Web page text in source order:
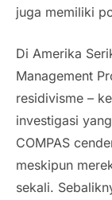
juga memiliki
Di Amerika
Management
residivisme –
investigasi
COMPAS
meskipun
sekali.